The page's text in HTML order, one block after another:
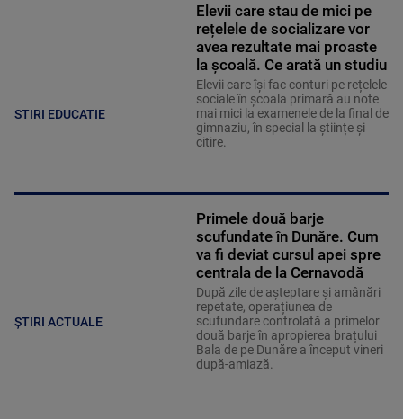
STIRI EDUCATIE
Elevii care stau de mici pe
rețelele de socializare vor
avea rezultate mai proaste
la școală. Ce arată un studiu
Elevii care îşi fac conturi pe rețelele
sociale în școala primară au note
mai mici la examenele de la final de
gimnaziu, în special la științe și
citire.
ȘTIRI ACTUALE
Primele două barje
scufundate în Dunăre. Cum
va fi deviat cursul apei spre
centrala de la Cernavodă
După zile de așteptare și amânări
repetate, operațiunea de
scufundare controlată a primelor
două barje în apropierea brațului
Bala de pe Dunăre a început vineri
după-amiază.